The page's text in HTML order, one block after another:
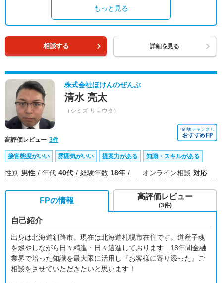
もっと見る
相談する 詳細を見る
株式会社ほけんのぜんぶ
清水 亮太
（シミズ リョウタ）
高評価レビュー 3件
接客態度がいい 雰囲気がいい 提案力がある 知識・スキルがある
性別 男性 年代 40代 経験年数 18年 オンライン相談 対応
FPの情報
自己紹介
出身は北海道釧路市。現在は北海道札幌市在住です。道産子魂
を燃やしながら日々精進・日々邁進しております！18年間金融
業界で培った知識を最大限に活用し『お客様に寄り添った』ご
相談をさせていただきたいと思います！
高評価レビュー
(3件)